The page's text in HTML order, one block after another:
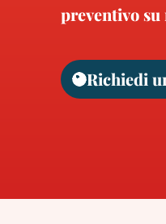
preventivo su
Richiedi